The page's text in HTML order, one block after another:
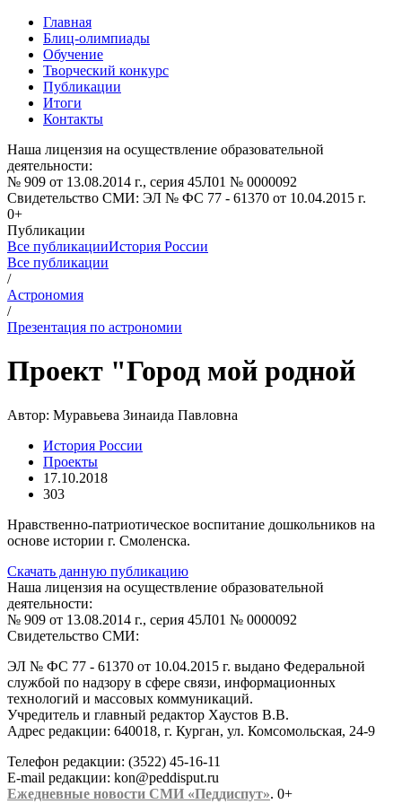
Главная
Блиц-олимпиады
Обучение
Творческий конкурс
Публикации
Итоги
Контакты
Наша лицензия на осуществление образовательной
деятельности:
№ 909 от 13.08.2014 г., серия 45Л01 № 0000092
Свидетельство СМИ: ЭЛ № ФС 77 - 61370 от 10.04.2015 г.
0+
Публикации
Все публикацииИстория России
Все публикации
/
Астрономия
/
Презентация по астрономии
Проект "Город мой родной
Автор: Муравьева Зинаида Павловна
История России
Проекты
17.10.2018
303
Нравственно-патриотическое воспитание дошкольников на
основе истории г. Смоленска.
Скачать данную публикацию
Наша лицензия на осуществление образовательной
деятельности:
№ 909 от 13.08.2014 г., серия 45Л01 № 0000092
Свидетельство СМИ:
ЭЛ № ФС 77 - 61370 от 10.04.2015 г. выдано Федеральной
службой по надзору в сфере связи, информационных
технологий и массовых коммуникаций.
Учредитель и главный редактор Хаустов В.В.
Адрес редакции: 640018, г. Курган, ул. Комсомольская, 24-9
Телефон редакции: (3522) 45-16-11
E-mail редакции: kon@peddisput.ru
Ежедневные новости СМИ «Педдиспут». 0+